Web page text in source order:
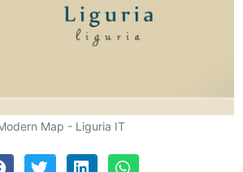
Map - Liguria IT